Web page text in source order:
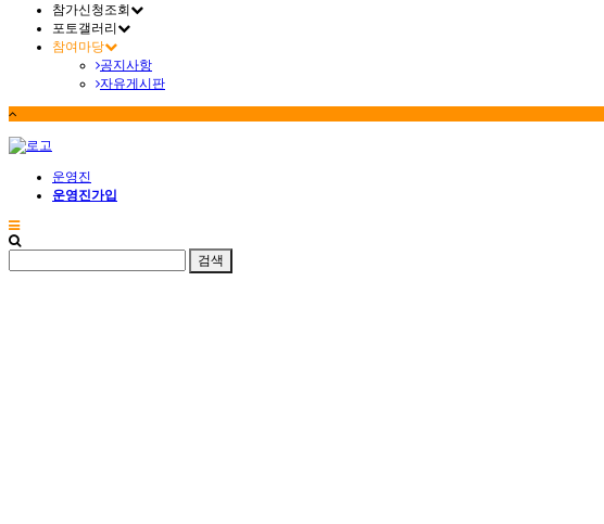
참가신청조회
포토갤러리
참여마당
공지사항
자유게시판
운영진
운영진가입